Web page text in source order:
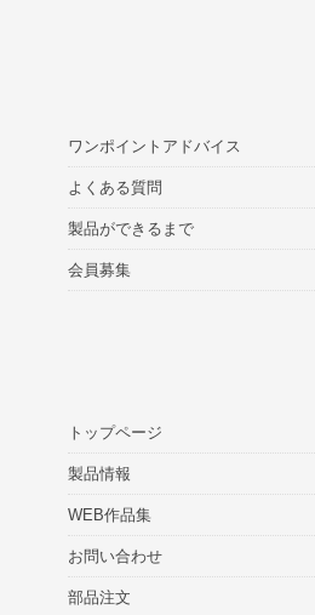
ワンポイントアドバイス
よくある質問
製品ができるまで
会員募集
トップページ
製品情報
WEB作品集
お問い合わせ
部品注文